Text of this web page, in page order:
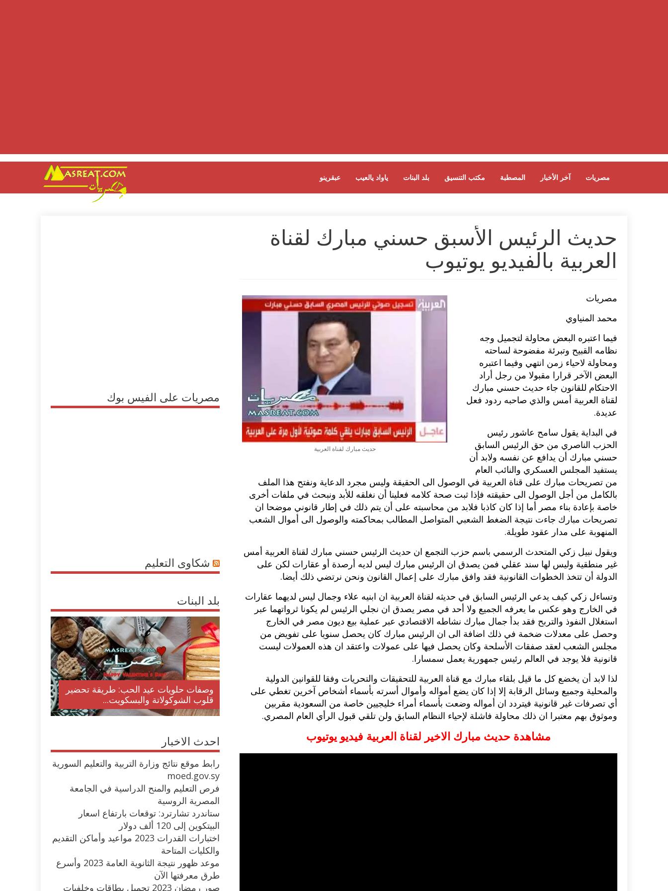
عبقرينو ياواد يالعيب بلد البنات مكتب التنسيق المصطبة آخر الأخبار مصريات
حديث الرئيس الأسبق حسني مبارك لقناة
العربية بالفيديو يوتيوب
حديث مبارك لقناة العربية
مصريات
محمد المنياوي
فيما اعتبره البعض محاولة لتجميل وجه
نظامه القبيح وتبرئة مفضوحة لساحته
ومحاولة لاحياء زمن انتهي وفيما اعتبره
البعض الآخر قرارا مقبولا من رجل أراد
الاحتكام للقانون جاء حديث حسني مبارك
لقناة العربية أمس والذي صاحبه ردود فعل
عديدة.
في البداية يقول سامح عاشور رئيس
الحزب الناصري من حق الرئيس السابق
حسني مبارك أن يدافع عن نفسه ولابد أن
يستفيد المجلس العسكري والنائب العام
من تصريحات مبارك على قناة العربية في الوصول الى الحقيقة وليس مجرد الدعاية ونفتح هذا الملف
بالكامل من أجل الوصول الى حقيقته فإذا ثبت صحة كلامه فعلينا أن نغلقه للأبد ونبحث في ملفات أخرى
خاصة بإعادة بناء مصر أما إذا كان كاذبا فلابد من محاسبته على أن يتم ذلك في إطار قانوني موضحا ان
تصريحات مبارك جاءت نتيجة الضغط الشعبي المتواصل المطالب بمحاكمته والوصول الى أموال الشعب
المنهوبة على مدار عقود طويلة.
ويقول نبيل زكي المتحدث الرسمي باسم حزب التجمع ان حديث الرئيس حسني مبارك لقناة العربية أمس
غير منطقية وليس لها سند عقلي فمن يصدق ان الرئيس مبارك ليس لديه أرصدة أو عقارات لكن على
الدولة أن تتخذ الخطوات القانونية فقد وافق مبارك على إعمال القانون ونحن نرتضي ذلك أيضا.
وتساءل زكي كيف يدعي الرئيس السابق في حديثه لقناة العربية ان ابنيه علاء وجمال ليس لديهما عقارات
في الخارج وهو عكس ما يعرفه الجميع ولا أحد في مصر يصدق ان نجلي الرئيس لم يكونا ثرواتهما عبر
استغلال النفوذ والتربح فقد بدأ جمال مبارك نشاطه الاقتصادي عبر عملية بيع ديون مصر في الخارج
وحصل على معدلات ضخمة في ذلك اضافة الى ان الرئيس مبارك كان يحصل سنويا على تفويض من
مجلس الشعب لعقد صفقات الأسلحة وكان يحصل فيها على عمولات واعتقد ان هذه العمولات ليست
قانونية فلا يوجد في العالم رئيس جمهورية يعمل سمسارا.
لذا لابد أن يخضع كل ما قيل بلقاء مبارك مع قناة العربية للتحقيقات والتحريات وفقا للقوانين الدولية
والمحلية وجميع وسائل الرقابة إلا إذا كان يضع أمواله وأموال أسرته بأسماء أشخاص آخرين تغطي على
أي تصرفات غير قانونية فيتردد ان أمواله وضعت بأسماء أمراء خليجيين خاصة من السعودية مقربين
وموثوق بهم معتبرا ان ذلك محاولة فاشلة لإحياء النظام السابق ولن تلقي قبول الرأي العام المصري.
مشاهدة حديث مبارك الاخير لقناة العربية فيديو يوتيوب
مصريات على الفيس بوك
شكاوى التعليم
بلد البنات
وصفات حلويات عيد الحب: طريقة تحضير
قلوب الشوكولاتة والبسكويت...
وصفات أكلات عيد راس السنة الميلادية
والميلاد المجيد الكريسما...
طريقة تحضير حلاوة المولد النبوي مع
وصفات بالفيديو والصور...
اكلات عيد الاضحى 2023 وصفات طبخ
احدث الاخبار
رابط موقع نتائج وزارة التربية والتعليم السورية
moed.gov.sy
فرص التعليم والمنح الدراسية في الجامعة
المصرية الروسية
ستاندرد تشارترد: توقعات بارتفاع اسعار
البيتكوين إلى 120 ألف دولار
اختبارات القدرات 2023 مواعيد وأماكن التقديم
والكليات المتاحة
موعد ظهور نتيجة الثانوية العامة 2023 وأسرع
طرق معرفتها الآن
صور رمضان 2023 تحميل بطاقات وخلفيات